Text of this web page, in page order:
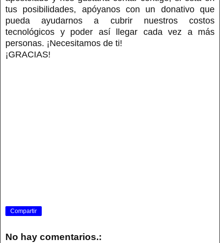
tus posibilidades, apóyanos con un donativo que
pueda ayudarnos a cubrir nuestros costos
tecnológicos y poder así llegar cada vez a más
personas. ¡Necesitamos de ti!
¡GRACIAS!
Compartir
No hay comentarios.: